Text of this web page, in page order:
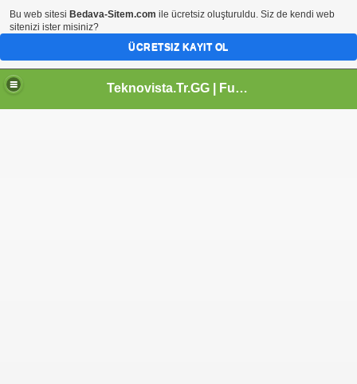
Teknovista.Tr.GG | Full Programlar | Full Oyunlar | Teknoloji Portalı | Eglence Portali
Bu web sitesi Bedava-Sitem.com ile ücretsiz oluşturuldu. Siz de kendi web
sitenizi ister misiniz?
ÜCRETSIZ KAYIT OL